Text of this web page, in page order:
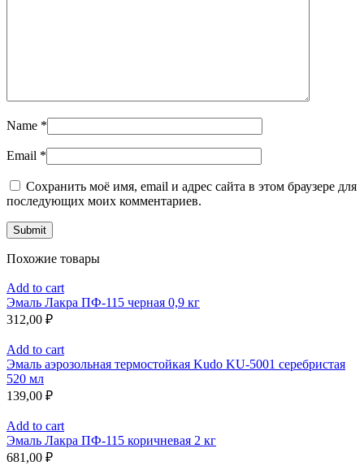
Name *
Email *
Сохранить моё имя, email и адрес сайта в этом браузере для
последующих моих комментариев.
Похожие товары
Add to cart
Эмаль Лакра ПФ-115 черная 0,9 кг
312,00 ₽
Add to cart
Эмаль аэрозольная термостойкая Kudo KU-5001 серебристая
520 мл
139,00 ₽
Add to cart
Эмаль Лакра ПФ-115 коричневая 2 кг
681,00 ₽